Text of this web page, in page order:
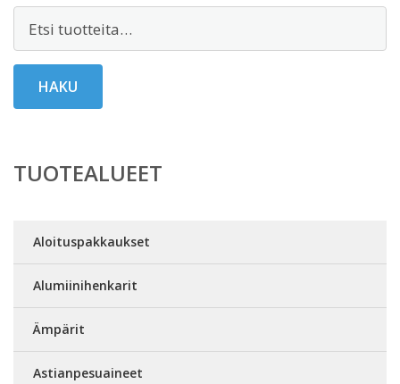
HAKU
TUOTEALUEET
Aloituspakkaukset
Alumiinihenkarit
Ämpärit
Astianpesuaineet